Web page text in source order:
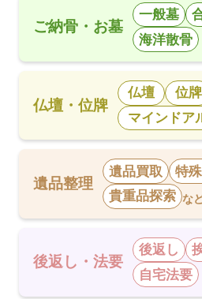
ご納骨・お墓
一般墓
海洋散骨
仏壇・位牌
仏壇
位牌
マインドア
遺品整理
遺品買取 特
貴重品探索 な
後返し・法要
後返し
自宅法要